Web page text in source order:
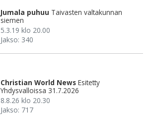
Jumala puhuu Taivasten valtakunnan
siemen
5.3.19 klo 20.00
Jakso: 340
Christian World News Esitetty
Yhdysvalloissa 31.7.2026
8.8.26 klo 20.30
Jakso: 717